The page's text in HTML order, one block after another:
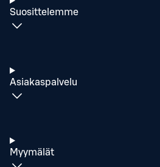
Suosittelemme
Asiakaspalvelu
Myymälät